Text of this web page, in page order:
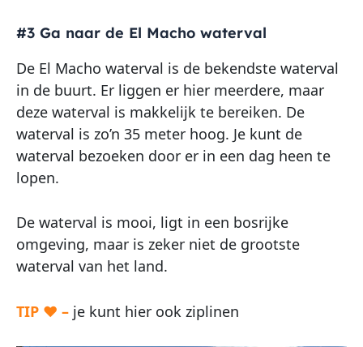
#3 Ga naar de El Macho waterval
De El Macho waterval is de bekendste waterval
in de buurt. Er liggen er hier meerdere, maar
deze waterval is makkelijk te bereiken. De
waterval is zo’n 35 meter hoog. Je kunt de
waterval bezoeken door er in een dag heen te
lopen.
De waterval is mooi, ligt in een bosrijke
omgeving, maar is zeker niet de grootste
waterval van het land.
TIP ♥ – je kunt hier ook ziplinen